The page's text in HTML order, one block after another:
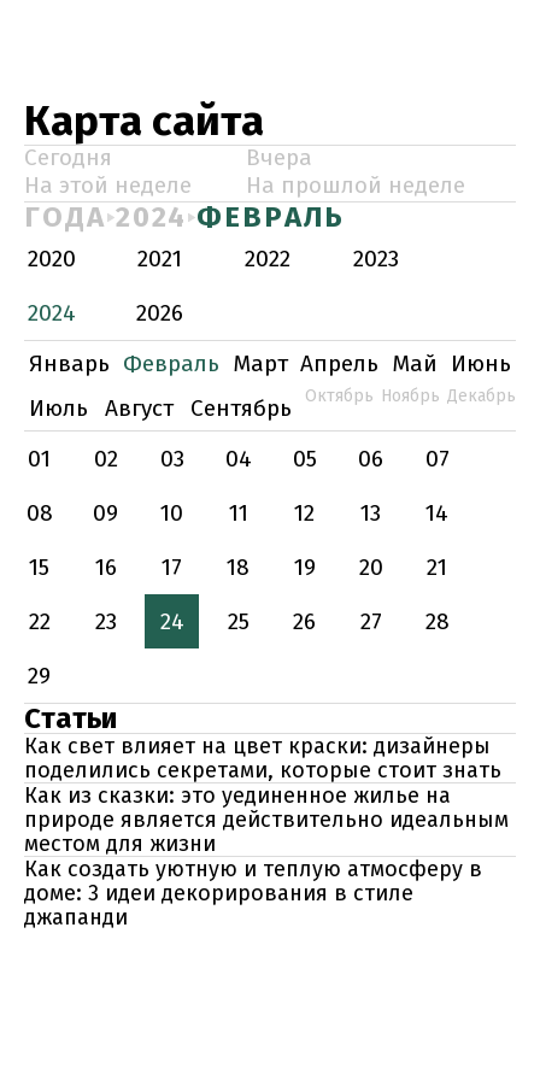
Карта сайта
Сегодня
Вчера
На этой неделе
На прошлой неделе
ГОДА 2024 ФЕВРАЛЬ
2020 2021 2022
2023
2024
2026
Январь Февраль Март Апрель Май
Июнь
Июль
Август Сентябрь Октябрь Ноябрь Декабрь
01 02 03 04 05 06
07
08
09 10 11 12 13
14
15
16 17 18 19 20
21
22
23 24 25 26 27
28
29
Статьи
Как свет влияет на цвет краски: дизайнеры
поделились секретами, которые стоит знать
Как из сказки: это уединенное жилье на
природе является действительно идеальным
местом для жизни
Как создать уютную и теплую атмосферу в
доме: 3 идеи декорирования в стиле
джапанди